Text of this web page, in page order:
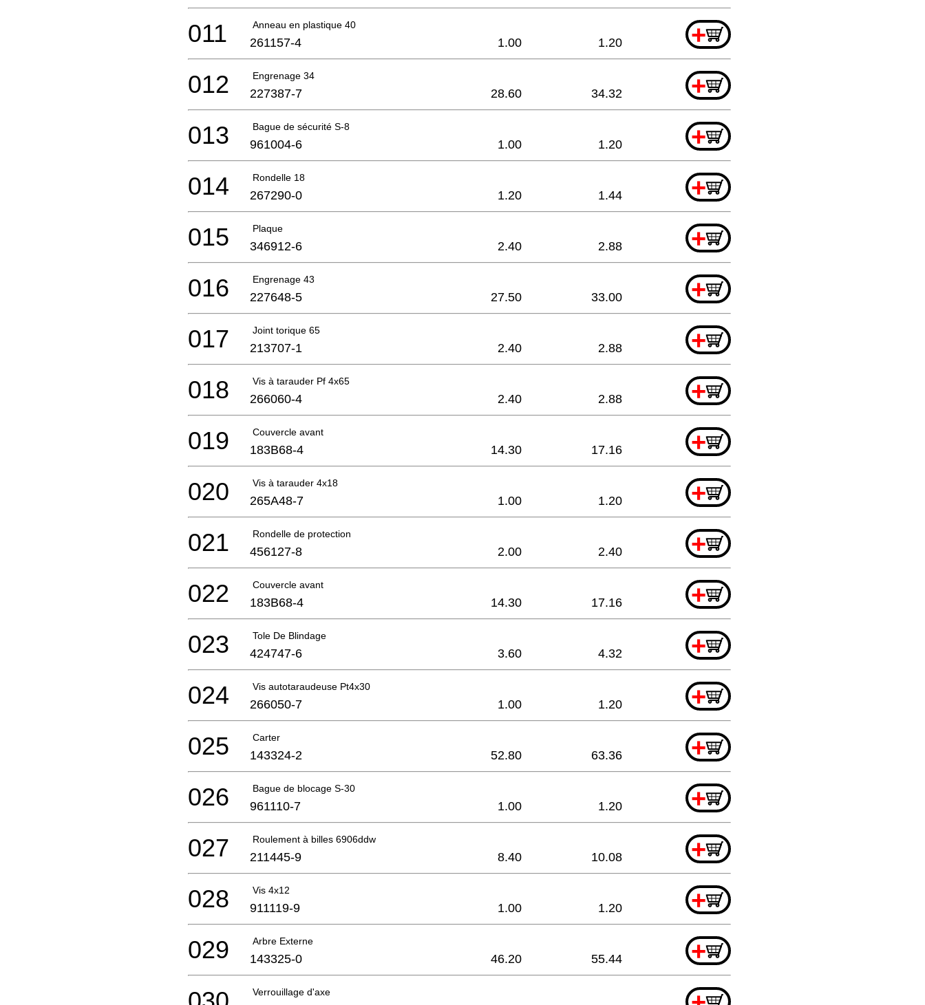
Anneau en plastique 40 +
011 261157-4 1.00 1.20
Engrenage 34 +
012 227387-7 28.60 34.32
Bague de sécurité S-8 +
013 961004-6 1.00 1.20
Rondelle 18 +
014 267290-0 1.20 1.44
Plaque +
015 346912-6 2.40 2.88
Engrenage 43 +
016 227648-5 27.50 33.00
Joint torique 65 +
017 213707-1 2.40 2.88
Vis à tarauder Pf 4x65 +
018 266060-4 2.40 2.88
Couvercle avant +
019 183B68-4 14.30 17.16
Vis à tarauder 4x18 +
020 265A48-7 1.00 1.20
Rondelle de protection +
021 456127-8 2.00 2.40
Couvercle avant +
022 183B68-4 14.30 17.16
Tole De Blindage +
023 424747-6 3.60 4.32
Vis autotaraudeuse Pt4x30 +
024 266050-7 1.00 1.20
Carter +
025 143324-2 52.80 63.36
Bague de blocage S-30 +
026 961110-7 1.00 1.20
Roulement à billes 6906ddw +
027 211445-9 8.40 10.08
Vis 4x12 +
028 911119-9 1.00 1.20
Arbre Externe +
029 143325-0 46.20 55.44
Verrouillage d'axe